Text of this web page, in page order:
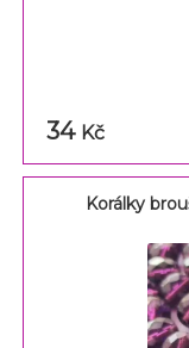
34 Kč
Korálky